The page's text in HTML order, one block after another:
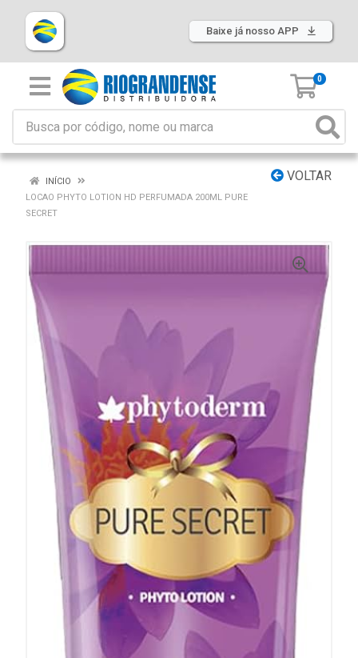
Baixe já nosso APP
0
VOLTAR
INÍCIO
LOCAO PHYTO LOTION HD PERFUMADA 200ML PURE
SECRET